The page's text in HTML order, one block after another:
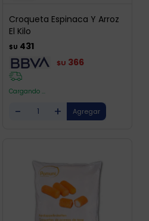
Croqueta Espinaca Y Arroz
El Kilo
$U 431
$U 366
Cargando ...
- +